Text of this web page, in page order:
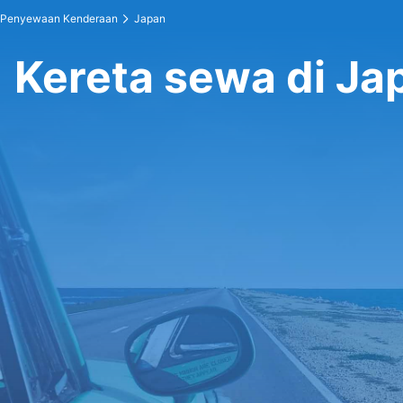
Penyewaan Kenderaan Japan
Kereta sewa di